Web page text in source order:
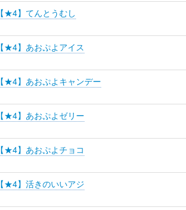
【★4】てんとうむし
【★4】あおぷよアイス
【★4】あおぷよキャンデー
【★4】あおぷよゼリー
【★4】あおぷよチョコ
【★4】活きのいいアジ